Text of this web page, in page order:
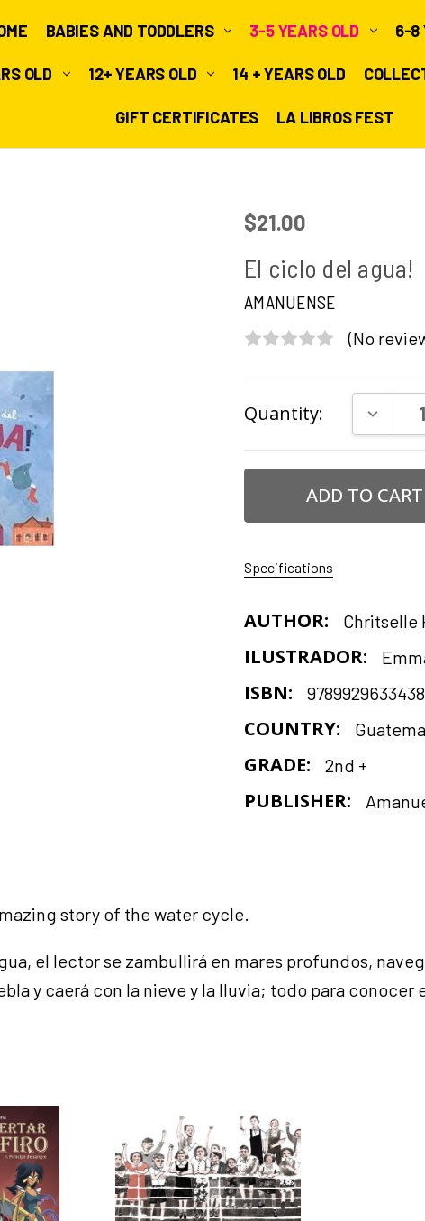
BABIES AND TODDLERS 3-5 YEARS OLD 6-8
OLD 12+ YEARS OLD 14 + YEARS OLD
GIFT CERTIFICATES LA LIBROS FEST
$21.00
El ciclo del agua!
AMANUENSE
(No
Stock:
Quantity:
Specifications
AUTHOR: Chritselle
ILUSTRADOR:
ISBN: 9789929633438
COUNTRY:
GRADE: 2nd +
PUBLISHER:
story of the water cycle.
el lector se zambullirá en mares profundos,
y caerá con la nieve y la lluvia; todo para conocer